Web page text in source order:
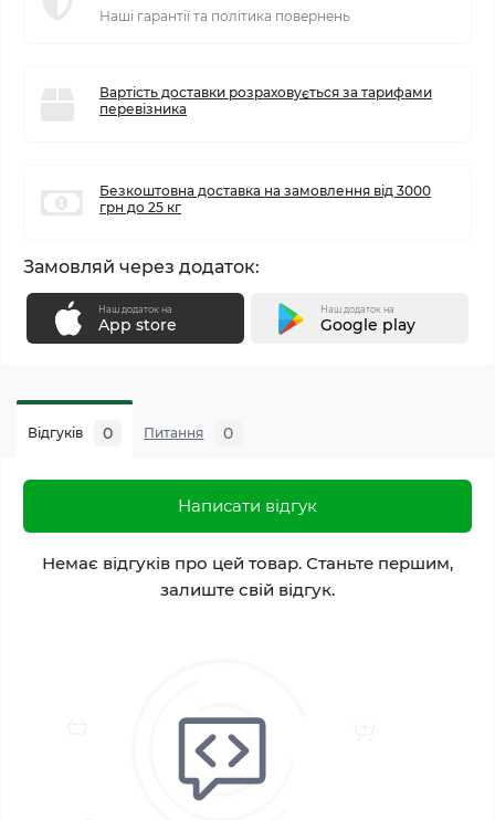
Наші гарантії та політика повернень
Вартість доставки розраховується за тарифами
перевізника
Безкоштовна доставка на замовлення від 3000
грн до 25 кг
Замовляй через додаток:
Наш додаток на
App store
Наш додаток на
Google play
Відгуків 0 Питання 0
Написати відгук
Немає відгуків про цей товар. Станьте першим,
залиште свій відгук.